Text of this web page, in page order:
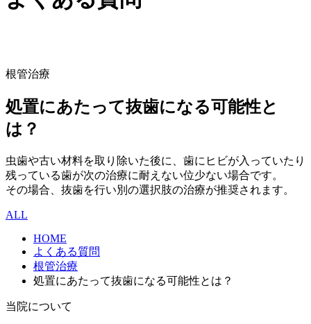
根管治療
処置にあたって抜歯になる可能性と
は？
虫歯や古い材料を取り除いた後に、歯にヒビが入っていたり
残っている歯が次の治療に耐えない位少ない場合です。
その場合、抜歯を行い別の選択肢の治療が推奨されます。
ALL
HOME
よくある質問
根管治療
処置にあたって抜歯になる可能性とは？
当院について